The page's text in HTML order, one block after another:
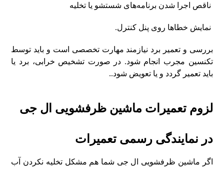
ناقص اجرا شدن برنامه‌های شستشو یا تخلیه
نمایش خطاها روی پنل کنترل.
بررسی و تعمیر برد نیازمند مهارت تخصصی است و باید توسط
تکنسین مجرب انجام شود. در صورت تشخیص خرابی، برد یا
باید تعمیر گردد و یا تعویض شود..
لزوم تعمیرات ماشین ظرفشویی ال جی
در نمایندگی رسمی تعمیرات
اگر ماشین ظرفشویی ال جی شما هم مشکل تخلیه نکردن آب